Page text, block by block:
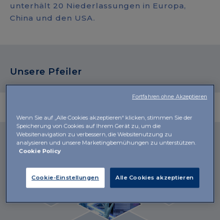
unterhält 20 Niederlassungen in Europa,
China und den USA.
Unsere Pfeiler
Wenn Sie auf „Alle Cookies akzeptieren“ klicken, stimmen Sie der
Speicherung von Cookies auf Ihrem Gerät zu, um die
Websitenavigation zu verbessern, die Websitenutzung zu
analysieren und unsere Marketingbemühungen zu unterstützen.
Cookie Policy
Cookie-Einstellungen Alle Cookies akzeptieren
Fortfahren ohne Akzeptieren